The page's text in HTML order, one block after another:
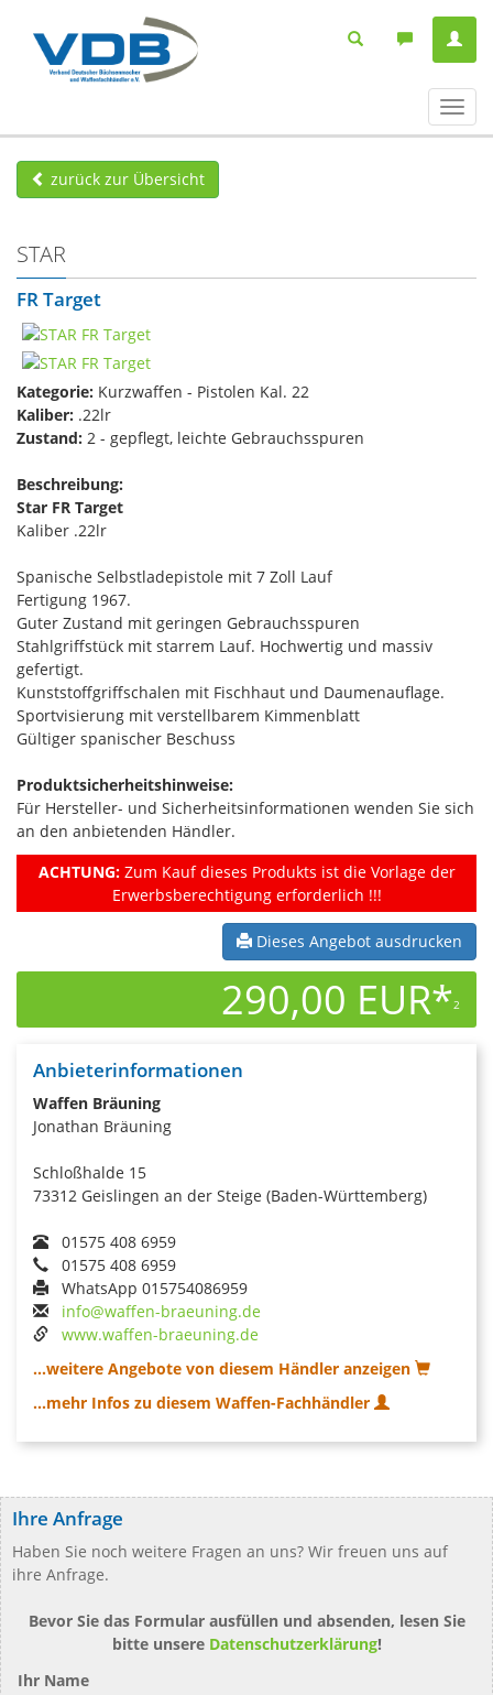
ein-/
zurück zur Übersicht
STAR
FR Target
Kategorie: Kurzwaffen - Pistolen Kal. 22
Kaliber: .22lr
Zustand: 2 - gepflegt, leichte Gebrauchsspuren
Beschreibung:
Star FR Target
Kaliber .22lr
Spanische Selbstladepistole mit 7 Zoll Lauf
Fertigung 1967.
Guter Zustand mit geringen Gebrauchsspuren
Stahlgriffstück mit starrem Lauf. Hochwertig und massiv
gefertigt.
Kunststoffgriffschalen mit Fischhaut und Daumenauflage.
Sportvisierung mit verstellbarem Kimmenblatt
Gültiger spanischer Beschuss
Produktsicherheitshinweise:
Für Hersteller- und Sicherheitsinformationen wenden Sie sich
an den anbietenden Händler.
ACHTUNG:Zum Kauf dieses Produkts ist die Vorlage der
Erwerbsberechtigung erforderlich !!!
Dieses Angebot ausdrucken
290,00 EUR*2
Anbieterinformationen
Waffen Bräuning
Jonathan Bräuning
Schloßhalde 15
73312 Geislingen an der Steige (Baden-Württemberg)
01575 408 6959
01575 408 6959
WhatsApp 015754086959
info@waffen-braeuning.de
www.waffen-braeuning.de
...weitere Angebote von diesem Händler anzeigen
...mehr Infos zu diesem Waffen-Fachhändler
Ihre Anfrage
Haben Sie noch weitere Fragen an uns? Wir freuen uns auf
ihre Anfrage.
Bevor Sie das Formular ausfüllen und absenden, lesen Sie
bitte unsere Datenschutzerklärung!
Ihr Name